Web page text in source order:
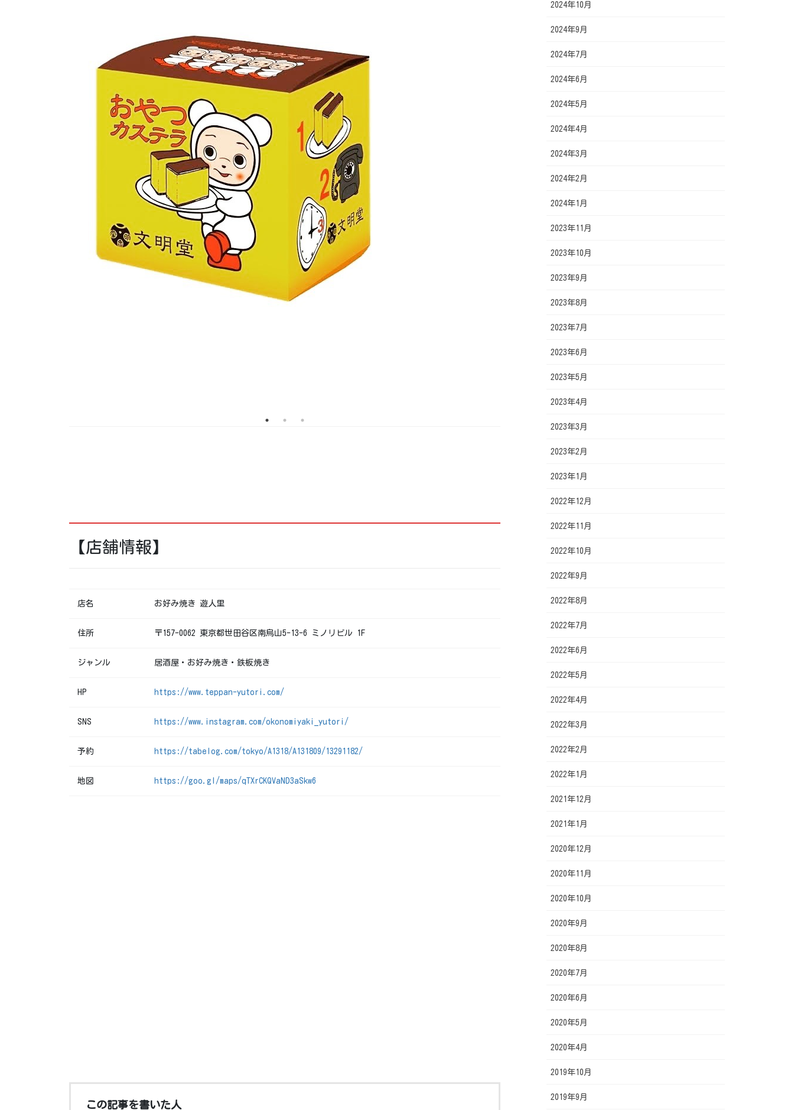
【店舗情報】
店名 お好み焼き 遊人里
住所 〒157-0062 東京都世田谷区南烏山5-13-6 ミノリビル 1F
ジャンル 居酒屋・お好み焼き・鉄板焼き
HP https://www.teppan-yutori.com/
SNS https://www.instagram.com/okonomiyaki_yutori/
予約 https://tabelog.com/tokyo/A1318/A131809/13291182/
地図 https://goo.gl/maps/qTXrCKQVaND3aSkw6
この記事を書いた人
2024年10月
2024年9月
2024年7月
2024年6月
2024年5月
2024年4月
2024年3月
2024年2月
2024年1月
2023年11月
2023年10月
2023年9月
2023年8月
2023年7月
2023年6月
2023年5月
2023年4月
2023年3月
2023年2月
2023年1月
2022年12月
2022年11月
2022年10月
2022年9月
2022年8月
2022年7月
2022年6月
2022年5月
2022年4月
2022年3月
2022年2月
2022年1月
2021年12月
2021年1月
2020年12月
2020年11月
2020年10月
2020年9月
2020年8月
2020年7月
2020年6月
2020年5月
2020年4月
2019年10月
2019年9月